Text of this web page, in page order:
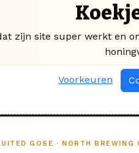
GOSE · NORTH BREWING
zijn site super werkt en
Voorkeuren